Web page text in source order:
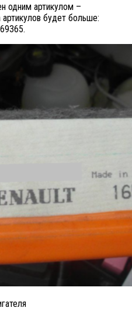
одним артикулом –
будет больше: